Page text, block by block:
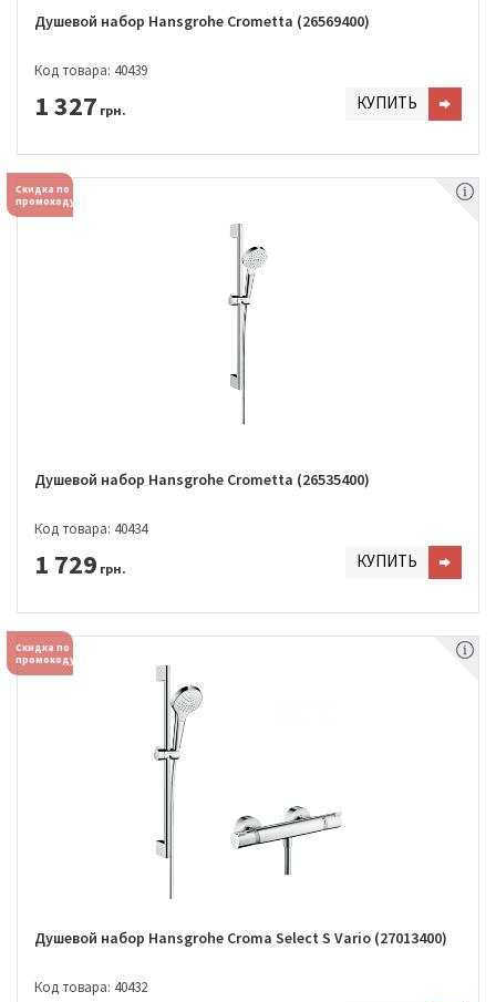
Душевой набор Hansgrohe Crometta (26569400)
Код товара: 40439
1 327 грн. КУПИТЬ
Скидка по
промокоду
Душевой набор Hansgrohe Crometta (26535400)
Код товара: 40434
1 729 грн. КУПИТЬ
Скидка по
промокоду
Душевой набор Hansgrohe Croma Select S Vario (27013400)
Код товара: 40432